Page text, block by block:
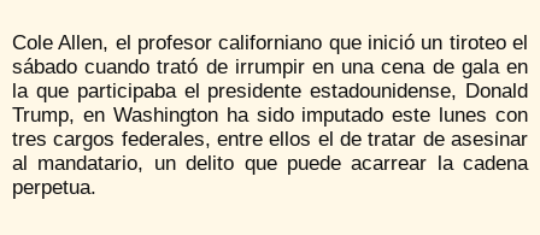
Cole Allen, el profesor californiano que inició un tiroteo el
sábado cuando trató de irrumpir en una cena de gala en
la que participaba el presidente estadounidense, Donald
Trump, en Washington ha sido imputado este lunes con
tres cargos federales, entre ellos el de tratar de asesinar
al mandatario, un delito que puede acarrear la cadena
perpetua.